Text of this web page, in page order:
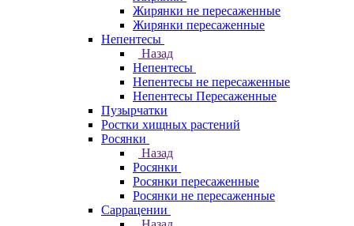
Жирянки не пересаженные
Жирянки пересаженные
Непентесы
Назад
Непентесы
Непентесы не пересаженные
Непентесы Пересаженные
Пузырчатки
Ростки хищных растений
Росянки
Назад
Росянки
Росянки пересаженные
Росянки не пересаженные
Саррацении